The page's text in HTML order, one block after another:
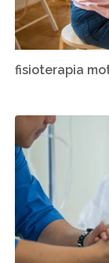
fisioterapia